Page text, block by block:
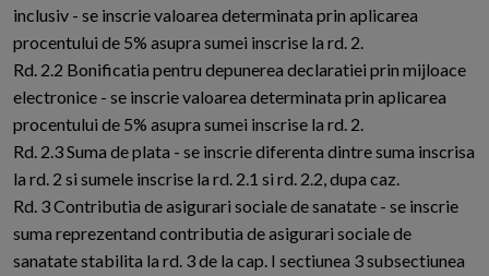
inclusiv - se inscrie valoarea determinata prin aplicarea
procentului de 5% asupra sumei inscrise la rd. 2.
Rd. 2.2 Bonificatia pentru depunerea declaratiei prin mijloace
electronice - se inscrie valoarea determinata prin aplicarea
procentului de 5% asupra sumei inscrise la rd. 2.
Rd. 2.3 Suma de plata - se inscrie diferenta dintre suma inscrisa
la rd. 2 si sumele inscrise la rd. 2.1 si rd. 2.2, dupa caz.
Rd. 3 Contributia de asigurari sociale de sanatate - se inscrie
suma reprezentand contributia de asigurari sociale de
sanatate stabilita la rd. 3 de la cap. I sectiunea 3 subsectiunea